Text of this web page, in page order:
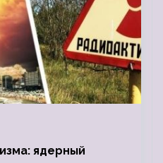
ядерный